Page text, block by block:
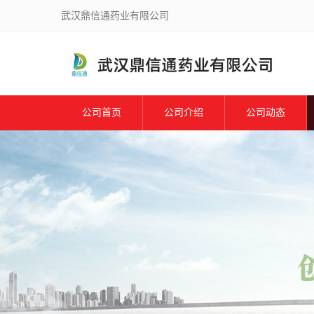
武汉鼎信通药业有限公司
公司首页 公司介绍 公司动态